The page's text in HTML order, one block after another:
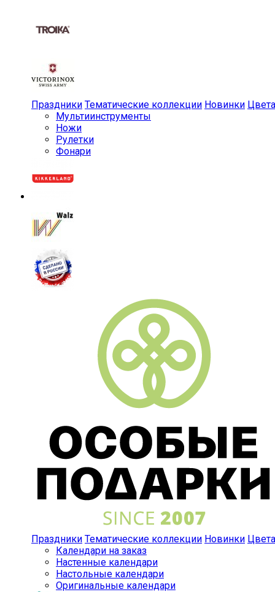
Праздники Тематические коллекции Новинки Цвета
Мульти­инструменты
Ножи
Рулетки
Фонари
Праздники Тематические коллекции Новинки Цвета
Календари на заказ
Настенные календари
Настольные календари
Оригинальные календари